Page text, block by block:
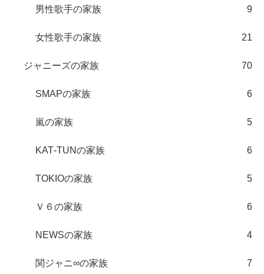
男性歌手の家族 9
女性歌手の家族 21
ジャニーズの家族 70
SMAPの家族 6
嵐の家族 5
KAT‐TUNの家族 6
TOKIOの家族 5
Ｖ６の家族 6
NEWSの家族 4
関ジャニ∞の家族 7